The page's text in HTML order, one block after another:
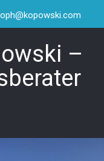
–